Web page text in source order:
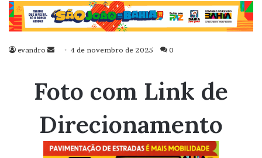
evandro
Mande
mail
4 de novembro de 2025 0
Foto com Link de
Direcionamento